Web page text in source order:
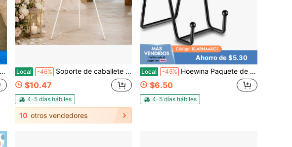
Local -46% Soporte de caballete para letrero, caballete portátil de 63" para exhibición, caballete de arte trípode ligero y ajustable para letrero de boda, caballete de pintura de metal negro con bolsas portátiles
$10.47
4-5 días hábiles
10 otros vendedores
Ahorro de $5.30
Local -45% Hoewina Paquete de 3 Soportes para Platos de 6 Pulgadas para Exhibición, Soporte de Marco de Fotos de Metal, Pequeños Caballetes Decorativos Negros para Exhibición, Soporte Portafotos para Libros, Fotos y Bandejas, Placas, Arte de Mesa
$6.50
4-5 días hábiles